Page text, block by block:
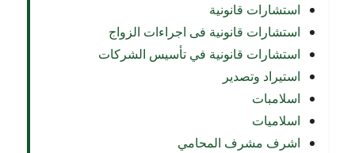
استشارات قانونية
استشارات قانونية فى اجراءات الزواج
استشارات قانونية في تأسيس الشركات
استيراد وتصدير
اسلامبات
اسلاميات
اشرف مشرف المحامي